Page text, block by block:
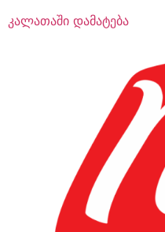
კალათაში დამატება